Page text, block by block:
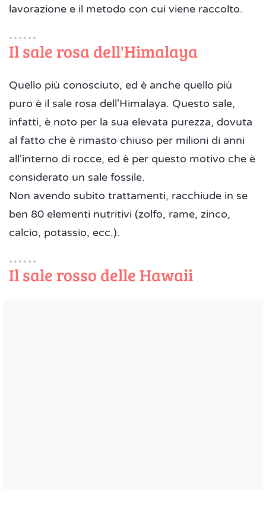
lavorazione e il metodo con cui viene raccolto.
Il sale rosa dell'Himalaya
Quello più conosciuto, ed è anche quello più
puro è il sale rosa dell'Himalaya. Questo sale,
infatti, è noto per la sua elevata purezza, dovuta
al fatto che è rimasto chiuso per milioni di anni
all'interno di rocce, ed è per questo motivo che è
considerato un sale fossile.
Non avendo subito trattamenti, racchiude in se
ben 80 elementi nutritivi (zolfo, rame, zinco,
calcio, potassio, ecc.).
Il sale rosso delle Hawaii